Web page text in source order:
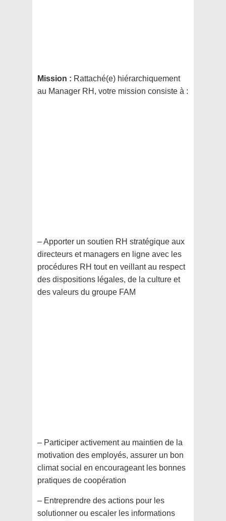
Mission : Rattaché(e) hiérarchiquement
au Manager RH, votre mission consiste à :
– Apporter un soutien RH stratégique aux
directeurs et managers en ligne avec les
procédures RH tout en veillant au respect
des dispositions légales, de la culture et
des valeurs du groupe FAM
– Participer activement au maintien de la
motivation des employés, assurer un bon
climat social en encourageant les bonnes
pratiques de coopération
– Entreprendre des actions pour les
solutionner ou escaler les informations